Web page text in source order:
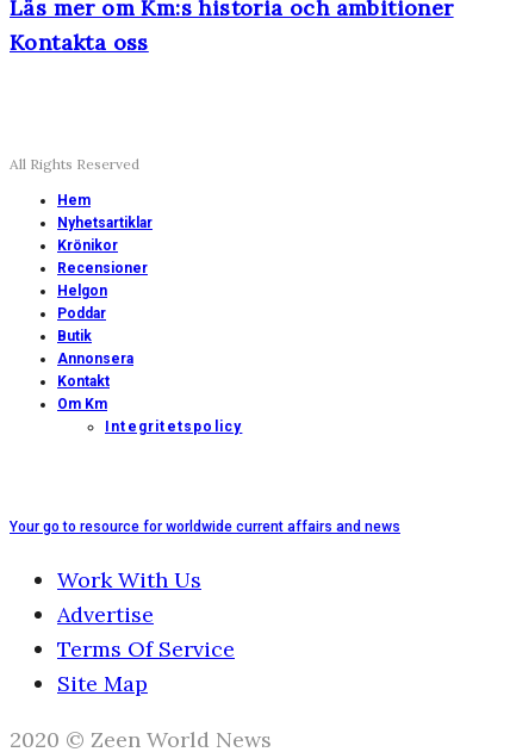
Läs mer om Km:s historia och ambitioner
Kontakta oss
All Rights Reserved
Hem
Nyhetsartiklar
Krönikor
Recensioner
Helgon
Poddar
Butik
Annonsera
Kontakt
Om Km
Integritetspolicy
Your go to resource for worldwide current affairs and news
Work With Us
Advertise
Terms Of Service
Site Map
2020 © Zeen World News